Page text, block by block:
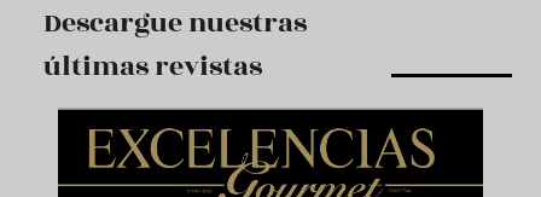
Descargue nuestras
últimas revistas